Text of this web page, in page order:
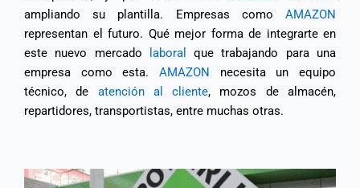
ampliando su plantilla. Empresas como AMAZON
representan el futuro. Qué mejor forma de integrarte en
este nuevo mercado
laboral
que trabajando para una
empresa como esta. AMAZON necesita un equipo
técnico, de atención al cliente, mozos de almacén,
repartidores, transportistas, entre muchas otras.​